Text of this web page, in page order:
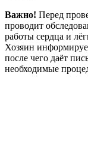
Важно! Перед
проводит
работы сердца и
Хозяин
после чего даёт
необходимые